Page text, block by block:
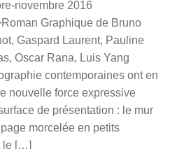
novembre 2016
Graphique de Bruno
Gaspard Laurent, Pauline
Oscar Rana, Luis Yang
contemporaines ont en
nouvelle force expressive
de présentation : le mur
morcelée en petits
le […]